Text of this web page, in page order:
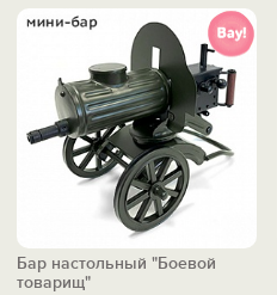
Бар настольный "Боевой
товарищ"